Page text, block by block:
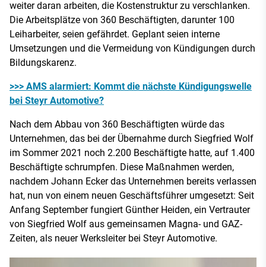
weiter daran arbeiten, die Kostenstruktur zu verschlanken.
Die Arbeitsplätze von 360 Beschäftigten, darunter 100
Leiharbeiter, seien gefährdet. Geplant seien interne
Umsetzungen und die Vermeidung von Kündigungen durch
Bildungskarenz.
>>> AMS alarmiert: Kommt die nächste Kündigungswelle
bei Steyr Automotive?
Nach dem Abbau von 360 Beschäftigten würde das
Unternehmen, das bei der Übernahme durch Siegfried Wolf
im Sommer 2021 noch 2.200 Beschäftigte hatte, auf 1.400
Beschäftigte schrumpfen. Diese Maßnahmen werden,
nachdem Johann Ecker das Unternehmen bereits verlassen
hat, nun von einem neuen Geschäftsführer umgesetzt: Seit
Anfang September fungiert Günther Heiden, ein Vertrauter
von Siegfried Wolf aus gemeinsamen Magna- und GAZ-
Zeiten, als neuer Werksleiter bei Steyr Automotive.